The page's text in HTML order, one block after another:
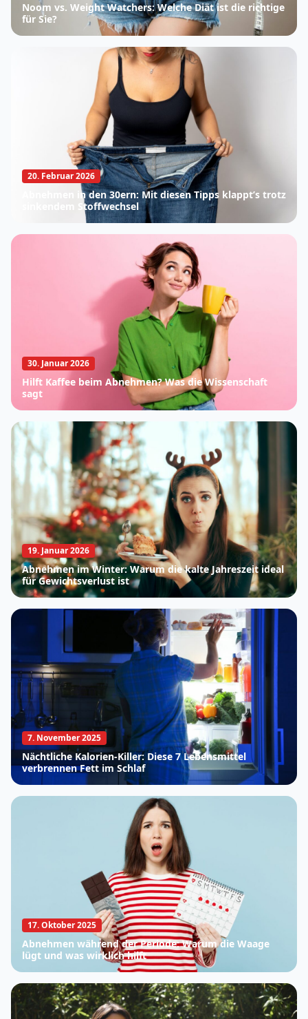
Noom vs. Weight Watchers: Welche Diät ist die richtige
für Sie?
20. Februar 2026
Abnehmen in den 30ern: Mit diesen Tipps klappt’s trotz
sinkendem Stoffwechsel
30. Januar 2026
Hilft Kaffee beim Abnehmen? Was die Wissenschaft
sagt
19. Januar 2026
Abnehmen im Winter: Warum die kalte Jahreszeit ideal
für Gewichtsverlust ist
7. November 2025
Nächtliche Kalorien-Killer: Diese 7 Lebensmittel
verbrennen Fett im Schlaf
17. Oktober 2025
Abnehmen während der Periode: Warum die Waage
lügt und was wirklich hilft